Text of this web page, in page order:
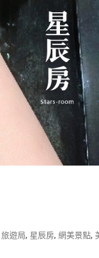
旅遊局, 星辰房, 網美景點,